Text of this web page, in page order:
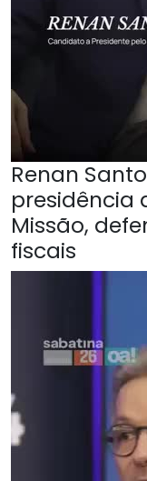
Renan
presidência
Missão,
fiscais